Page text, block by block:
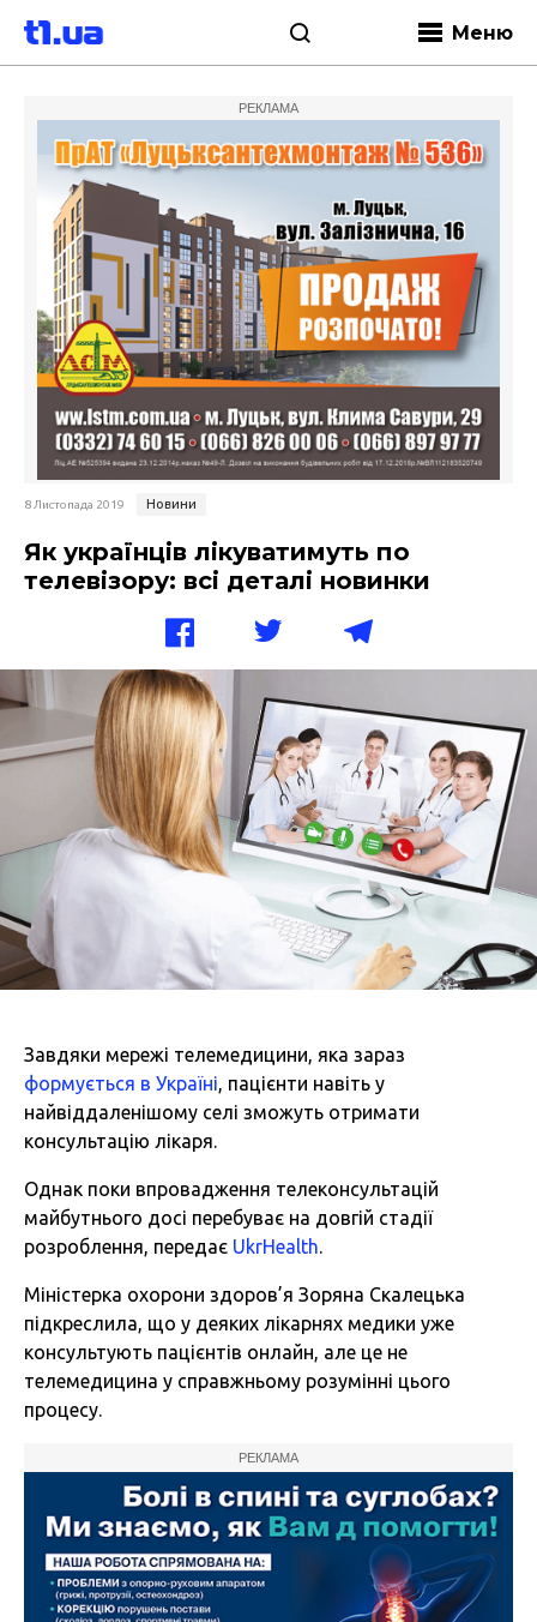
Меню
РЕКЛАМА
8 Листопада 2019 Новини
Як українців лікуватимуть по
телевізору: всі деталі новинки
Завдяки мережі телемедицини, яка зараз
формується в Україні, пацієнти навіть у
найвіддаленішому селі зможуть отримати
консультацію лікаря.
Однак поки впровадження телеконсультацій
майбутнього досі перебуває на довгій стадії
розроблення, передає UkrHealth.
Міністерка охорони здоров’я Зоряна Скалецька
підкреслила, що у деяких лікарнях медики уже
консультують пацієнтів онлайн, але це не
телемедицина у справжньому розумінні цього
процесу.
РЕКЛАМА